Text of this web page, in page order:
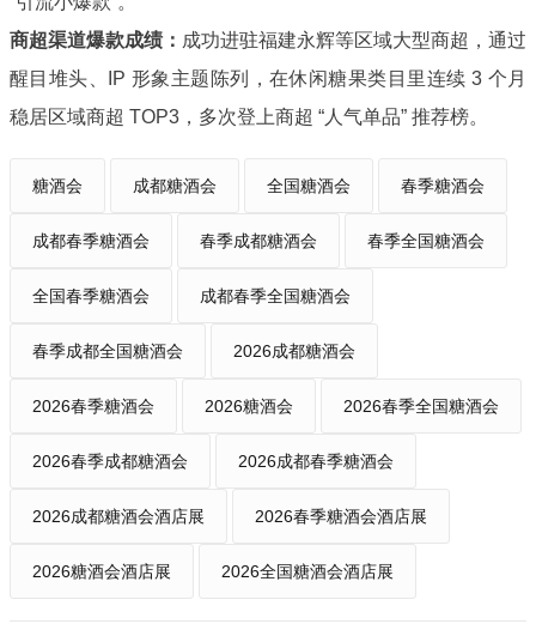
商超渠道爆款成绩： 成功进驻福建永辉等区域大型商超，通过
醒目堆头、IP 形象主题陈列，在休闲糖果类目里连续 3 个月
稳居区域商超 TOP3，多次登上商超 “人气单品” 推荐榜。
糖酒会 成都糖酒会 全国糖酒会 春季糖酒会
成都春季糖酒会 春季成都糖酒会 春季全国糖酒会
全国春季糖酒会 成都春季全国糖酒会
春季成都全国糖酒会 2026成都糖酒会
2026春季糖酒会 2026糖酒会 2026春季全国糖酒会
2026春季成都糖酒会 2026成都春季糖酒会
2026成都糖酒会酒店展 2026春季糖酒会酒店展
2026糖酒会酒店展 2026全国糖酒会酒店展